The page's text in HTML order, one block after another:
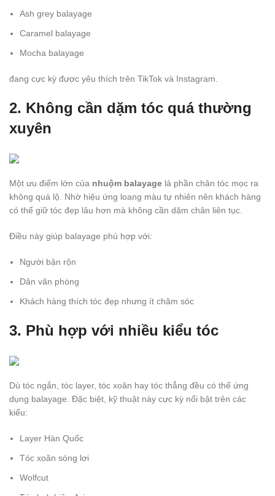
Ash grey balayage
Caramel balayage
Mocha balayage
đang cực kỳ được yêu thích trên TikTok và Instagram.
2. Không cần dặm tóc quá thường
xuyên
Một ưu điểm lớn của nhuộm balayage là phần chân tóc mọc ra
không quá lộ. Nhờ hiệu ứng loang màu tự nhiên nên khách hàng
có thể giữ tóc đẹp lâu hơn mà không cần dặm chân liên tục.
Điều này giúp balayage phù hợp với:
Người bận rộn
Dân văn phòng
Khách hàng thích tóc đẹp nhưng ít chăm sóc
3. Phù hợp với nhiều kiểu tóc
Dù tóc ngắn, tóc layer, tóc xoăn hay tóc thẳng đều có thể ứng
dụng balayage. Đặc biệt, kỹ thuật này cực kỳ nổi bật trên các
kiểu:
Layer Hàn Quốc
Tóc xoăn sóng lơi
Wolfcut